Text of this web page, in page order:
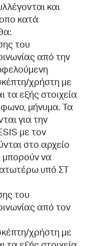
και
κατά
του
από την
χρήστη με
τα εξής στοιχεία
μήνυμα. Τα
για την
με τον
στο αρχείο
μπορούν να
υπό ΣΤ
του
από τον
χρήστη με